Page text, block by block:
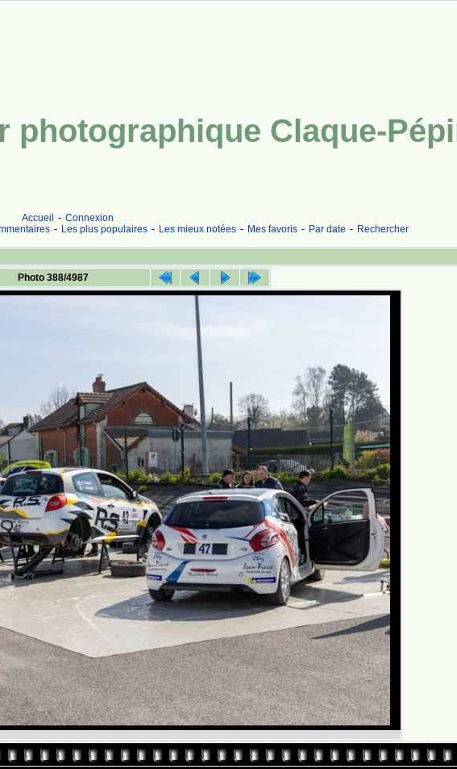
photographique Claque-
Accueil
Connexion
Les plus populaires Les mieux notées Mes favoris Par date Rechercher
Photo 388/4987